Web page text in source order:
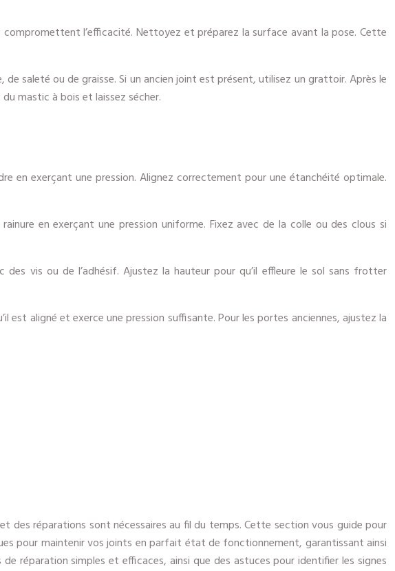
compromettent l’efficacité. Nettoyez et préparez la surface avant la pose. Cette
saleté ou de graisse. Si un ancien joint est présent, utilisez un grattoir. Après le
mastic à bois et laissez sécher.
en exerçant une pression. Alignez correctement pour une étanchéité optimale.
en exerçant une pression uniforme. Fixez avec de la colle ou des clous si
vis ou de l’adhésif. Ajustez la hauteur pour qu’il effleure le sol sans frotter
est aligné et exerce une pression suffisante. Pour les portes anciennes, ajustez la
des réparations sont nécessaires au fil du temps. Cette section vous guide pour
pour maintenir vos joints en parfait état de fonctionnement, garantissant ainsi
réparation simples et efficaces, ainsi que des astuces pour identifier les signes